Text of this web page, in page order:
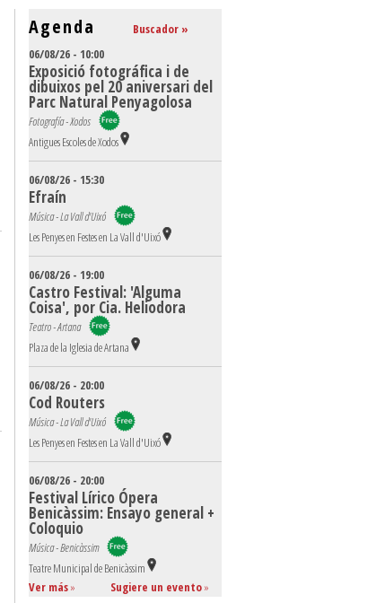
Agenda
Buscador »
06/08/26 - 10:00
Exposició fotográfica i de
dibuixos pel 20 aniversari del
Parc Natural Penyagolosa
Fotografía - Xodos
Antigues Escoles de Xodos
06/08/26 - 15:30
Efraín
Música - La Vall d'Uixó
Les Penyes en Festes en La Vall d'Uixó
06/08/26 - 19:00
Castro Festival: 'Alguma
Coisa', por Cia. Heliodora
Teatro - Artana
Plaza de la Iglesia de Artana
06/08/26 - 20:00
Cod Routers
Música - La Vall d'Uixó
Les Penyes en Festes en La Vall d'Uixó
06/08/26 - 20:00
Festival Lírico Ópera
Benicàssim: Ensayo general +
Coloquio
Música - Benicàssim
Teatre Municipal de Benicàssim
Ver más» Sugiere un evento»